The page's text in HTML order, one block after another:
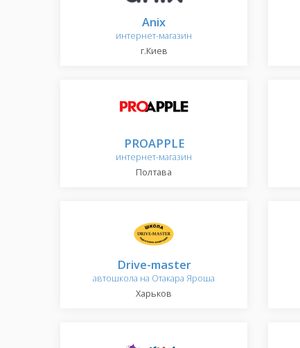
Anix
интернет-магазин
г.Киев
PROAPPLE
интернет-магазин
Полтава
Drive-master
автошкола на Отакара Яроша
Харьков